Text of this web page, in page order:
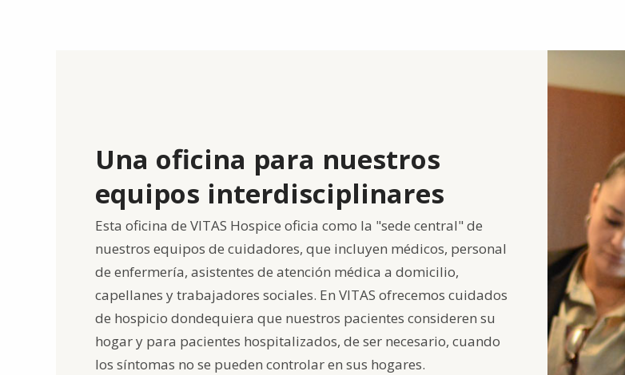
Una oficina para nuestros
equipos interdisciplinares
Esta oficina de VITAS Hospice oficia como la "sede central" de
nuestros equipos de cuidadores, que incluyen médicos, personal
de enfermería, asistentes de atención médica a domicilio,
capellanes y trabajadores sociales. En VITAS ofrecemos cuidados
de hospicio dondequiera que nuestros pacientes consideren su
hogar y para pacientes hospitalizados, de ser necesario, cuando
los síntomas no se pueden controlar en sus hogares.